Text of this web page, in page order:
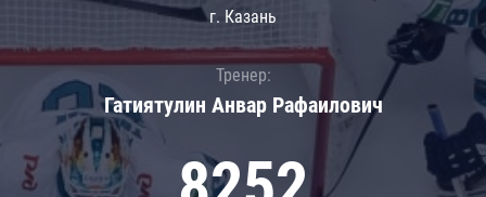
г. Казань
Тренер:
Гатиятулин Анвар Рафаилович